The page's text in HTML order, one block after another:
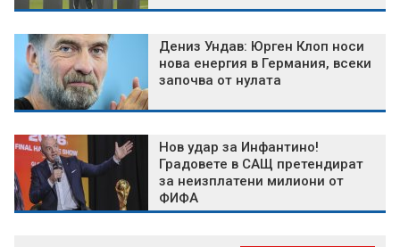
Дениз Ундав: Юрген Клоп носи
нова енергия в Германия, всеки
започва от нулата
Нов удар за Инфантино!
Градовете в САЩ претендират
за неизплатени милиони от
ФИФА